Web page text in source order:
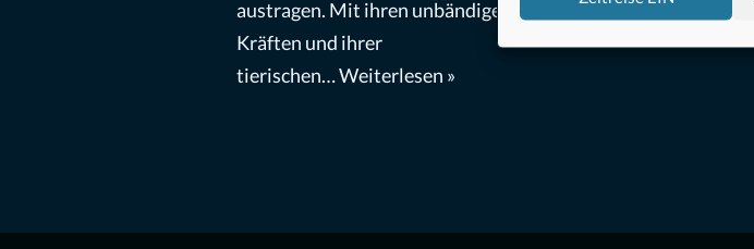
austragen. Mit ihren unbändigen
Kräften und ihrer
tierischen…Weiterlesen »